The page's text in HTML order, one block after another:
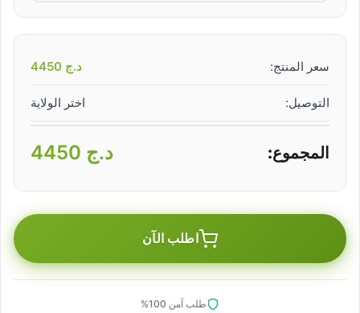
سعر المنتج: د.ج
التوصيل: اختر الولاية
المجموع: د.ج
اطلب الآن
طلب آمن 100%